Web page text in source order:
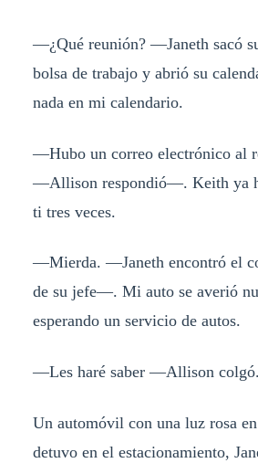
—¿Qué reunión? —Janeth sacó
bolsa de trabajo y abrió su
nada en mi calendario.
—Hubo un correo electrónico al
—Allison respondió—. Keith ya
ti tres veces.
—Mierda. —Janeth encontró el
de su jefe—. Mi auto se averió
esperando un servicio de autos.
—Les haré saber —Allison colgó.
Un automóvil con una luz rosa
detuvo en el estacionamiento,